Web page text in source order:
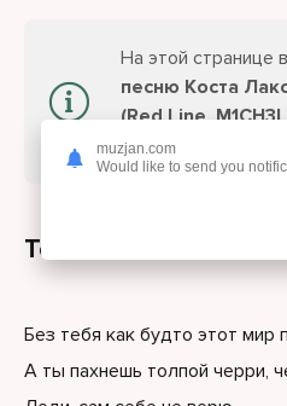
На этой странице
песню Коста
(Red Line,
онлайн бесплатно.
Текст песни
Без тебя как будто этот мир
А ты пахнешь толпой черри,
muzjan.com
Would like to send you